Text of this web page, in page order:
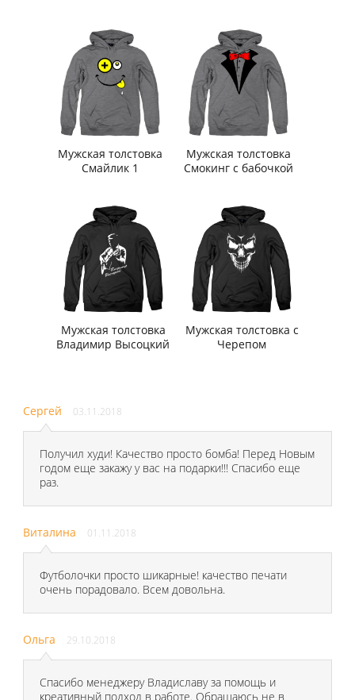
Мужская толстовка
Смайлик 1
Мужская толстовка
Смокинг с бабочкой
Мужская толстовка
Владимир Высоцкий
Мужская толстовка с
Черепом
Сергей 03.11.2018
Получил худи! Качество просто бомба! Перед Новым
годом еще закажу у вас на подарки!!! Спасибо еще
раз.
Виталина 01.11.2018
Футболочки просто шикарные! качество печати
очень порадовало. Всем довольна.
Ольга 29.10.2018
Спасибо менеджеру Владиславу за помощь и
креативный подход в работе. Обращаюсь не в